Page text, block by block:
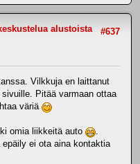
#637
alustoista
Vilkkuja en laittanut
Pitää varmaan ottaa
väriä
omia liikkeitä auto
.
ei ota aina kontaktia